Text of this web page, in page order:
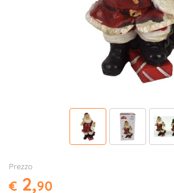
Prezzo
€ 2,90